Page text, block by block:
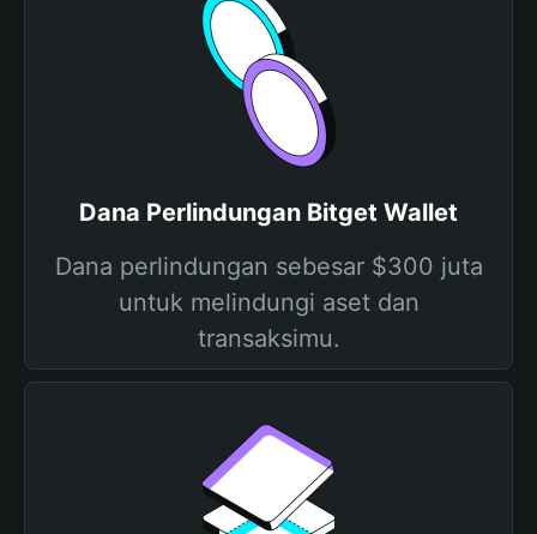
Dana Perlindungan Bitget Wallet
Dana perlindungan sebesar $300 juta
untuk melindungi aset dan
transaksimu.